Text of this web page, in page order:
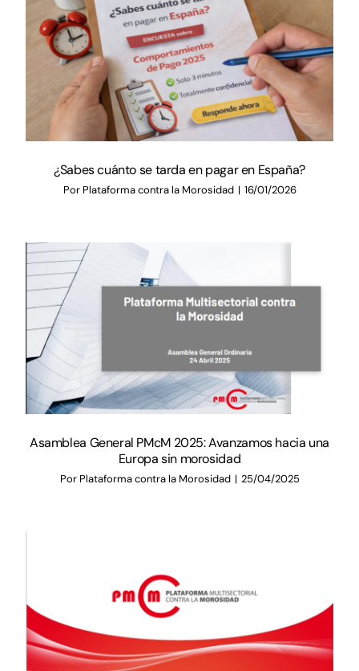
¿Sabes cuánto se tarda en pagar en España?
Por Plataforma contra la Morosidad | 16/01/2026
Asamblea General PMcM 2025: Avanzamos hacia una
Europa sin morosidad
Por Plataforma contra la Morosidad | 25/04/2025